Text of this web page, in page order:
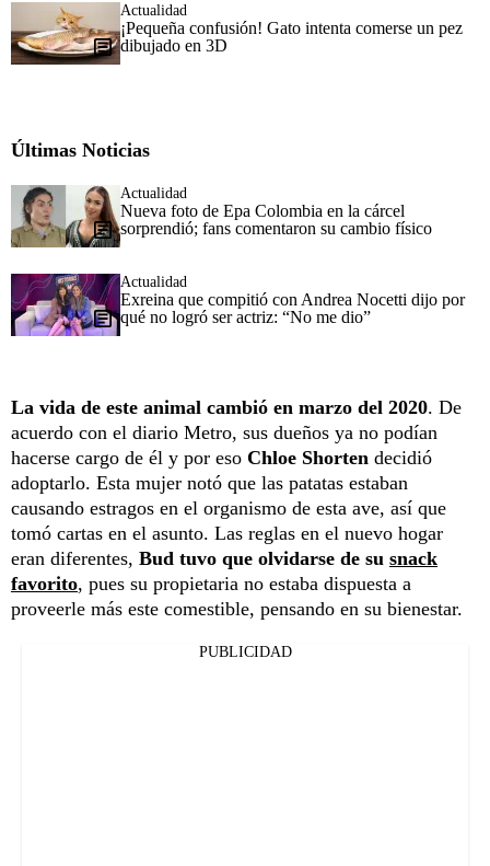
Actualidad
¡Pequeña confusión! Gato intenta comerse un pez
dibujado en 3D
Últimas Noticias
Actualidad
Nueva foto de Epa Colombia en la cárcel
sorprendió; fans comentaron su cambio físico
Actualidad
Exreina que compitió con Andrea Nocetti dijo por
qué no logró ser actriz: “No me dio”
La vida de este animal cambió en marzo del 2020. De
acuerdo con el diario Metro, sus dueños ya no podían
hacerse cargo de él y por eso Chloe Shorten decidió
adoptarlo. Esta mujer notó que las patatas estaban
causando estragos en el organismo de esta ave, así que
tomó cartas en el asunto. Las reglas en el nuevo hogar
eran diferentes, Bud tuvo que olvidarse de su snack
favorito, pues su propietaria no estaba dispuesta a
proveerle más este comestible, pensando en su bienestar.
PUBLICIDAD